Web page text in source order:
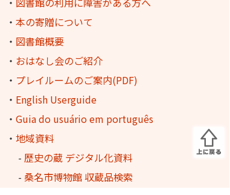
・ 本の寄贈について
・ 図書館概要
・ おはなし会のご紹介
・ プレイルームのご案内(PDF)
・ English Userguide
・ Guia do usuário em português
・ 地域資料
- 歴史の蔵 デジタル化資料
- 桑名市博物館 収蔵品検索